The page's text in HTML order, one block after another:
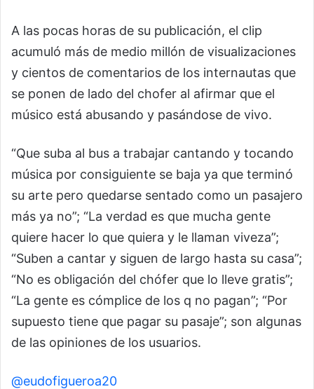
A las pocas horas de su publicación, el clip
acumuló más de medio millón de visualizaciones
y cientos de comentarios de los internautas que
se ponen de lado del chofer al afirmar que el
músico está abusando y pasándose de vivo.
“Que suba al bus a trabajar cantando y tocando
música por consiguiente se baja ya que terminó
su arte pero quedarse sentado como un pasajero
más ya no”; “La verdad es que mucha gente
quiere hacer lo que quiera y le llaman viveza”;
“Suben a cantar y siguen de largo hasta su casa”;
“No es obligación del chófer que lo lleve gratis”;
“La gente es cómplice de los q no pagan”; “Por
supuesto tiene que pagar su pasaje”; son algunas
de las opiniones de los usuarios.
@eudofigueroa20